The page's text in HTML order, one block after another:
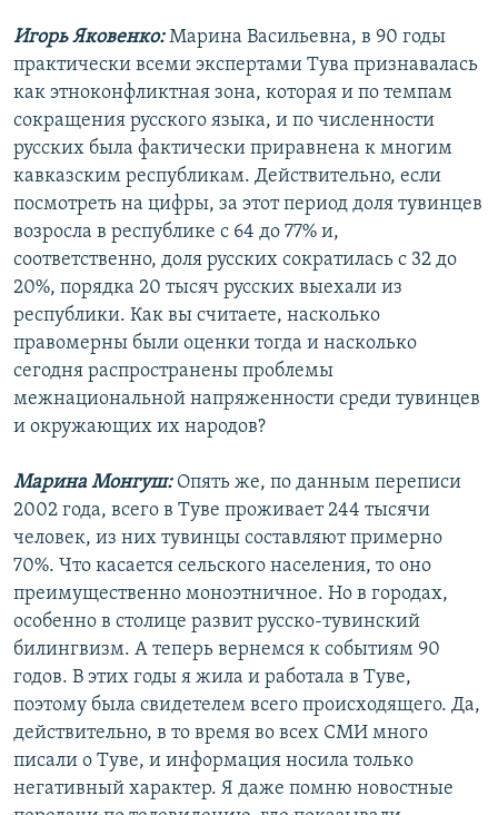
Игорь Яковенко:Марина Васильевна, в 90 годы
практически всеми экспертами Тува признавалась
как этноконфликтная зона, которая и по темпам
сокращения русского языка, и по численности
русских была фактически приравнена к многим
кавказским республикам. Действительно, если
посмотреть на цифры, за этот период доля тувинцев
возросла в республике с 64 до 77% и,
соответственно, доля русских сократилась с 32 до
20%, порядка 20 тысяч русских выехали из
республики. Как вы считаете, насколько
правомерны были оценки тогда и насколько
сегодня распространены проблемы
межнациональной напряженности среди тувинцев
и окружающих их народов?
Марина Монгуш:Опять же, по данным переписи
2002 года, всего в Туве проживает 244 тысячи
человек, из них тувинцы составляют примерно
70%. Что касается сельского населения, то оно
преимущественно моноэтничное. Но в городах,
особенно в столице развит русско-тувинский
билингвизм. А теперь вернемся к событиям 90
годов. В этих годы я жила и работала в Туве,
поэтому была свидетелем всего происходящего. Да,
действительно, в то время во всех СМИ много
писали о Туве, и информация носила только
негативный характер. Я даже помню новостные